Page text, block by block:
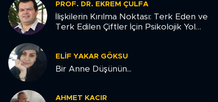
PROF. DR. EKREM ÇULFA
İlişkilerin Kırılma Noktası: Terk Eden ve
Terk Edilen Çiftler İçin Psikolojik Yol
ELIF YAKAR GÖKSU
Bir Anne Düşünün...
AHMET KACIR